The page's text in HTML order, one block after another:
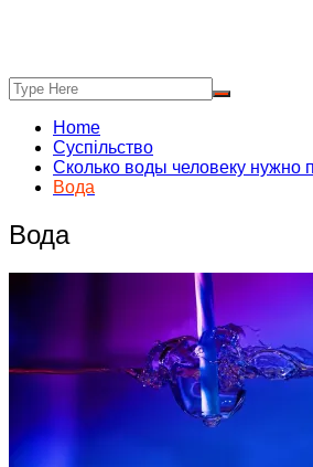
Home
Суспільство
Сколько воды человеку нужно
Вода
Вода